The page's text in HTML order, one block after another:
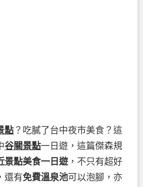
點？吃膩了台中夜市美食？這
谷關景點一日遊，這篇傑森規
景點美食一日遊 ，不只有超好
還有免費溫泉池可以泡腳，亦